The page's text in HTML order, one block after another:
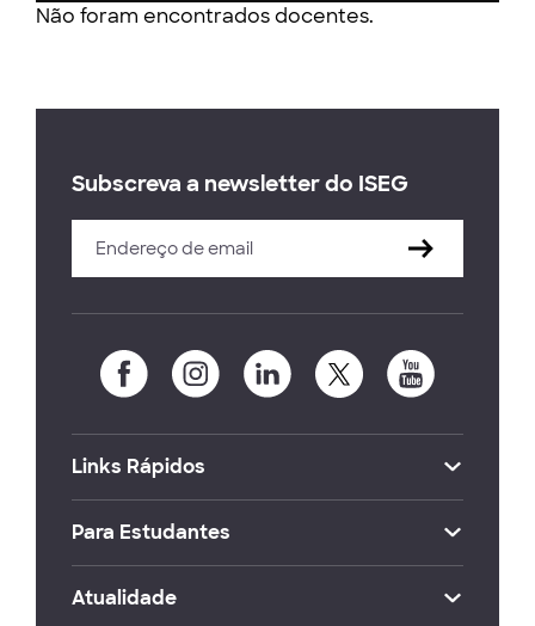
Não foram encontrados docentes.
Subscreva a newsletter do ISEG
Links Rápidos
Para Estudantes
Atualidade